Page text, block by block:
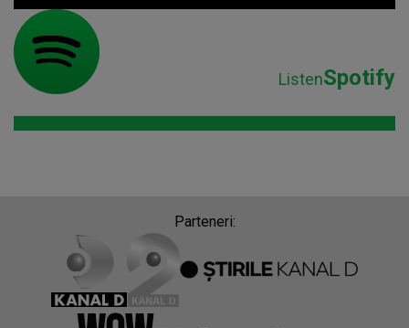
ListenSpotify
Parteneri: